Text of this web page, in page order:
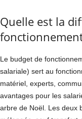
Quelle est la
Le budget de
salariale) sert au
matériel, experts,
avantages pour les
arbre de Noël. Les deux